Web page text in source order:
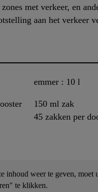
met verkeer, en
aan het verkeer
emmer : 10 l
150 ml zak
45 zakken per
inhoud weer te geven,
te klikken.